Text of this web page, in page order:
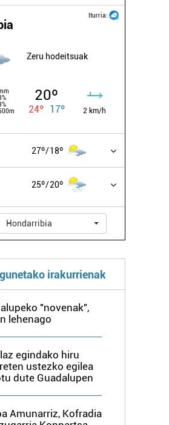
Iturria:
Zeru hodeitsuak
20º
24º 17º 2 km/h
27º 18º
25º 20º
Hondarribia
irakurrienak
"novenak",
lehenago
egindako hiru
ustezko egilea
dute Guadalupen
Amunarriz, Kofradia